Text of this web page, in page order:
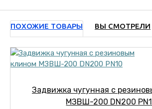
ПОХОЖИЕ ТОВАРЫ ВЫ СМОТРЕЛИ
Задвижка чугунная с
МЗВШ-200 DN200